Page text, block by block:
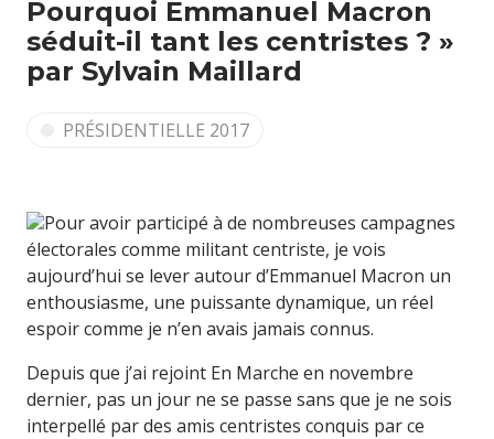
Pourquoi Emmanuel Macron
séduit-il tant les centristes ? »
par Sylvain Maillard
PRÉSIDENTIELLE 2017
Pour avoir participé à de nombreuses campagnes
électorales comme militant centriste, je vois
aujourd’hui se lever autour d’Emmanuel Macron un
enthousiasme, une puissante dynamique, un réel
espoir comme je n’en avais jamais connus.
Depuis que j’ai rejoint En Marche en novembre
dernier, pas un jour ne se passe sans que je ne sois
interpellé par des amis centristes conquis par ce